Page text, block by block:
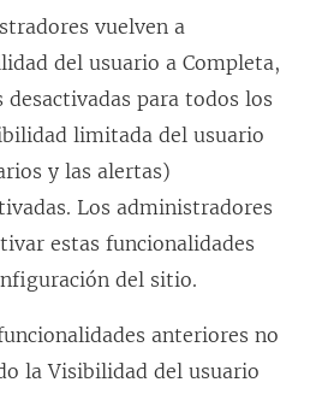
vuelven a
del usuario a Completa,
desactivadas para todos los
limitada del usuario
y las alertas)
Los administradores
estas funcionalidades
del sitio.
anteriores no
la Visibilidad del usuario